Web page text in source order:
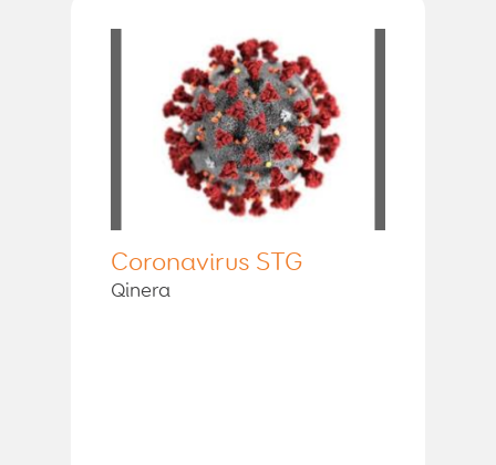
Coronavirus STG
Qinera